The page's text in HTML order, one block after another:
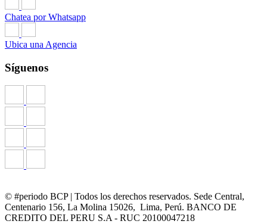
Chatea por Whatsapp
Ubica una Agencia
Síguenos
© #periodo BCP | Todos los derechos reservados. Sede Central,
Centenario 156, La Molina 15026, Lima, Perú. BANCO DE
CREDITO DEL PERU S.A - RUC 20100047218